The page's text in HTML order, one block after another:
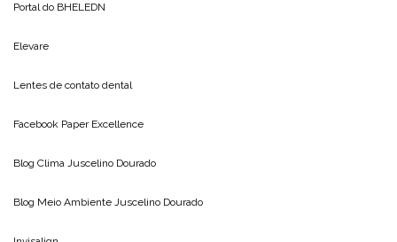
Portal do BHELEDN
Elevare
Lentes de contato dental
Facebook Paper Excellence
Blog Clima Juscelino Dourado
Blog Meio Ambiente Juscelino Dourado